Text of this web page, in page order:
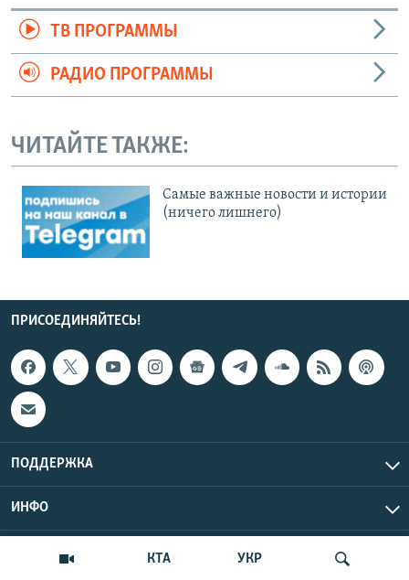
КТА УКР
ТВ ПРОГРАММЫ
РАДИО ПРОГРАММЫ
ЧИТАЙТЕ ТАКЖЕ:
Cамые важные новости и истории
(ничего лишнего)
ПРИСОЕДИНЯЙТЕСЬ!
ПОДДЕРЖКА
ИНФО
Copyright Крым.Реалии, 2026 | Все права защищены.
UTC+3